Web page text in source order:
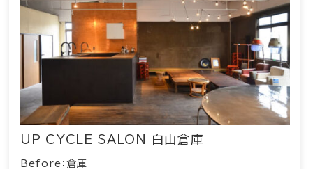
UP CYCLE SALON 白山倉庫
Before：倉庫